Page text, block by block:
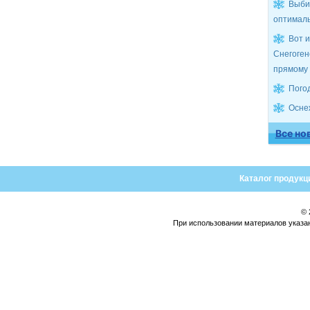
Вот
прямому
Все
Каталог
©
При использовании материалов